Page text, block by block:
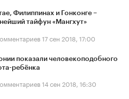
Филиппинах и Гонконге –
тайфун «Мангхут»
17 сен 2018, 17:00
показали человекоподобного
ребёнка
14 сен 2018, 16:30